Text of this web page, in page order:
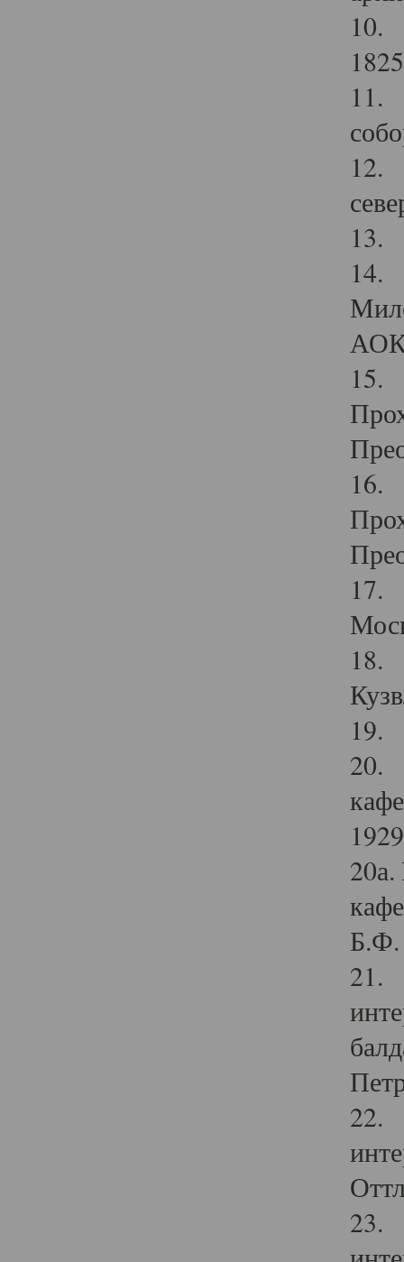
10.
11.
12.
13.
14.
15.
16.
17.
18.
19.
20.
Б.Ф.
21.
22.
23.